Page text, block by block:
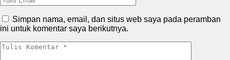
Simpan nama, email, dan situs web saya pada peramban
ini untuk komentar saya berikutnya.